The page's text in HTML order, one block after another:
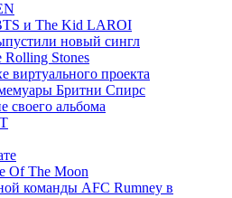
и The Kid LAROI
новый сингл
Stones
виртуального проекта
Бритни Спирс
своего альбома
Of The Moon
команды AFC Rumney в